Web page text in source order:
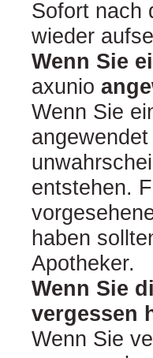
Sofort nach
wieder
Wenn Sie
axunio
Wenn Sie
entstehen.
haben
Apotheker.
Wenn Sie
vergessen
Wenn Sie